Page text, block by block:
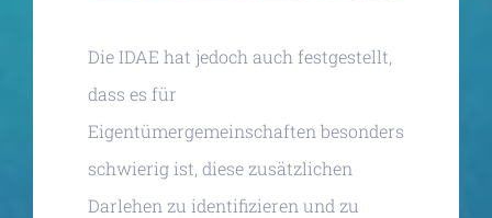
Die IDAE hat jedoch auch festgestellt,
dass es für
Eigentümergemeinschaften besonders
schwierig ist, diese zusätzlichen
Darlehen zu identifizieren und zu